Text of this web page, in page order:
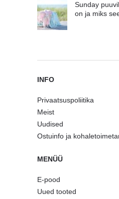
Sunday
on ja miks
INFO
Privaatsuspoliitika
Meist
Uudised
Ostuinfo ja
MENÜÜ
E-pood
Uued tooted